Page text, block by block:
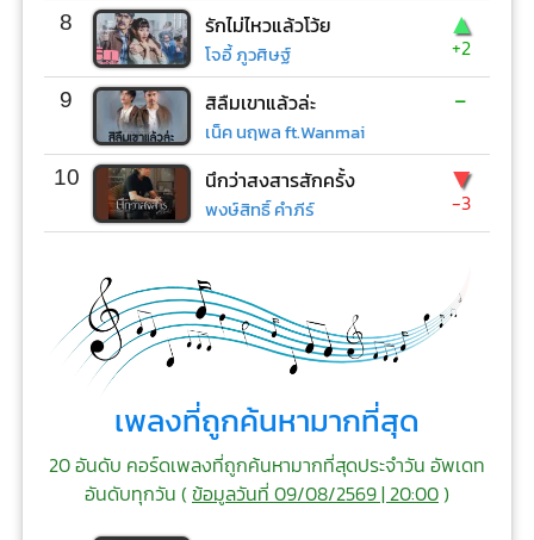
8 รักไม่ไหวแล้วโว้ย
โจอี้ ภูวศิษฐ์
▲
+2
9 สิลืมเขาแล้วล่ะ
เน็ค นฤพล ft.Wanmai
-
10 นึกว่าสงสารสักครั้ง
พงษ์สิทธิ์ คำภีร์
▼
-3
เพลงที่ถูกค้นหามากที่สุด
20 อันดับ คอร์ดเพลงที่ถูกค้นหามากที่สุดประจำวัน อัพเดท
อันดับทุกวัน (ข้อมูลวันที่ 09/08/2569 | 20:00)